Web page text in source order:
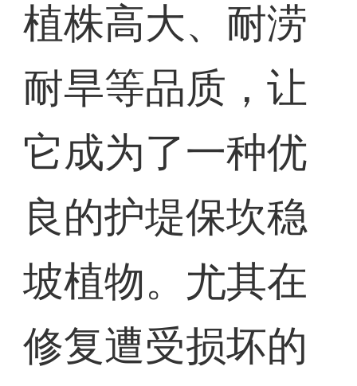
植株高大、耐涝
耐旱等品质，让
它成为了一种优
良的护堤保坎稳
坡植物。尤其在
修复遭受损坏的